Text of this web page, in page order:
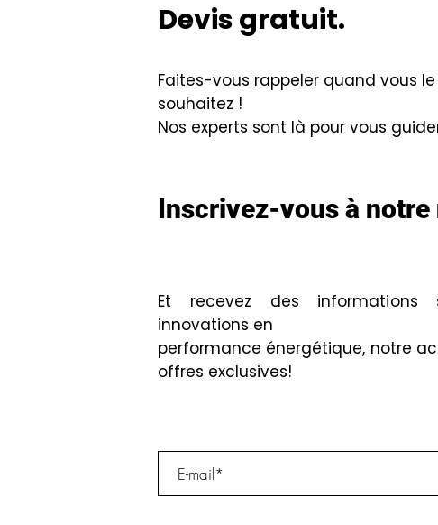
Devis gratuit.
Faites-vous rappeler quand vous le
souhaitez !
Nos experts sont là pour vous
Inscrivez-vous à notre
Et recevez des informations
innovations en
performance énergétique, notre
offres exclusives!